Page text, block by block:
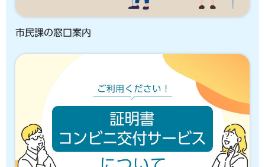
市民課の窓口案内